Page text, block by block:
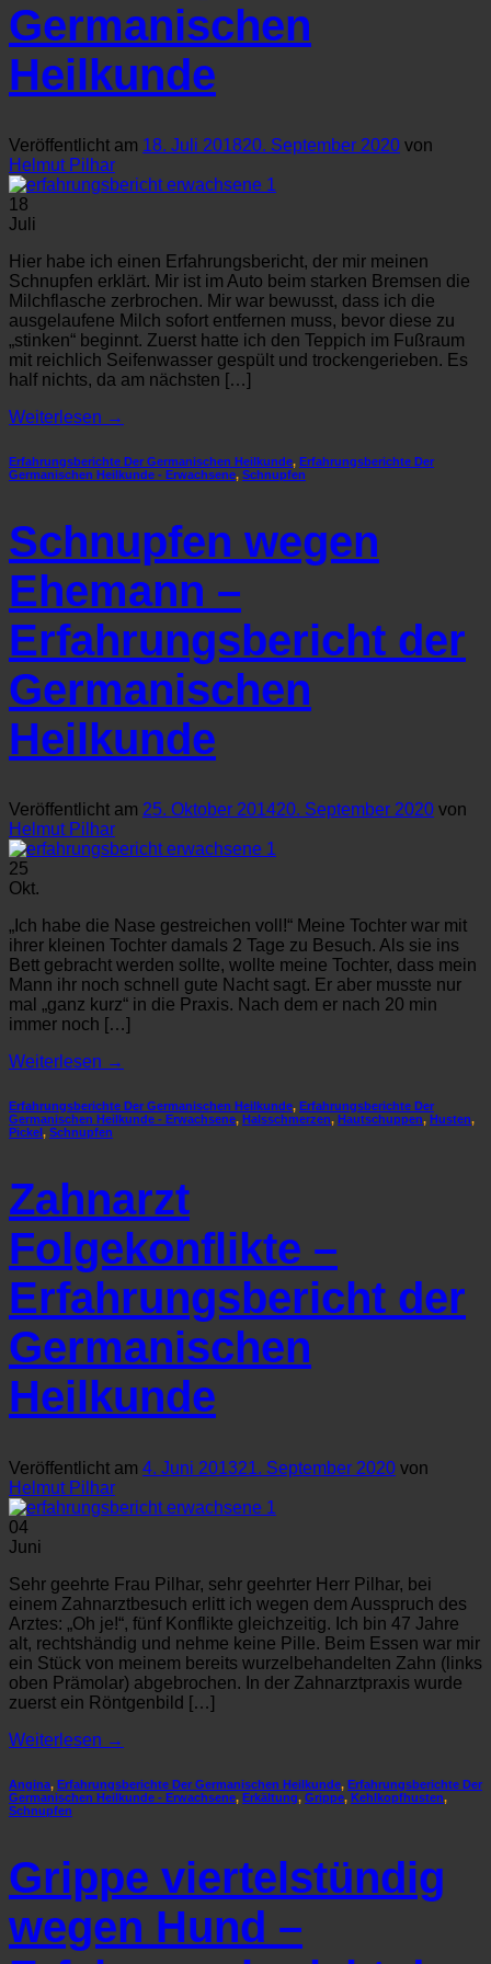
Germanischen
Heilkunde
Veröffentlicht am 18. Juli 201820. September 2020 von
Helmut Pilhar
18
Juli
Hier habe ich einen Erfahrungsbericht, der mir meinen
Schnupfen erklärt. Mir ist im Auto beim starken Bremsen die
Milchflasche zerbrochen. Mir war bewusst, dass ich die
ausgelaufene Milch sofort entfernen muss, bevor diese zu
„stinken“ beginnt. Zuerst hatte ich den Teppich im Fußraum
mit reichlich Seifenwasser gespült und trockengerieben. Es
half nichts, da am nächsten […]
Weiterlesen →
Erfahrungsberichte Der Germanischen Heilkunde, Erfahrungsberichte Der
Germanischen Heilkunde - Erwachsene, Schnupfen
Schnupfen wegen
Ehemann –
Erfahrungsbericht der
Germanischen
Heilkunde
Veröffentlicht am 25. Oktober 201420. September 2020 von
Helmut Pilhar
25
Okt.
„Ich habe die Nase gestreichen voll!“ Meine Tochter war mit
ihrer kleinen Tochter damals 2 Tage zu Besuch. Als sie ins
Bett gebracht werden sollte, wollte meine Tochter, dass mein
Mann ihr noch schnell gute Nacht sagt. Er aber musste nur
mal „ganz kurz“ in die Praxis. Nach dem er nach 20 min
immer noch […]
Weiterlesen →
Erfahrungsberichte Der Germanischen Heilkunde, Erfahrungsberichte Der
Germanischen Heilkunde - Erwachsene, Halsschmerzen, Hautschuppen, Husten,
Pickel , Schnupfen
Zahnarzt
Folgekonflikte –
Erfahrungsbericht der
Germanischen
Heilkunde
Veröffentlicht am 4. Juni 201321. September 2020 von
Helmut Pilhar
04
Juni
Sehr geehrte Frau Pilhar, sehr geehrter Herr Pilhar, bei
einem Zahnarztbesuch erlitt ich wegen dem Ausspruch des
Arztes: „Oh je!“, fünf Konflikte gleichzeitig. Ich bin 47 Jahre
alt, rechtshändig und nehme keine Pille. Beim Essen war mir
ein Stück von meinem bereits wurzelbehandelten Zahn (links
oben Prämolar) abgebrochen. In der Zahnarztpraxis wurde
zuerst ein Röntgenbild […]
Weiterlesen →
Angina, Erfahrungsberichte Der Germanischen Heilkunde, Erfahrungsberichte Der
Germanischen Heilkunde - Erwachsene, Erkältung, Grippe, Kehlkopfhusten,
Schnupfen
Grippe viertelstündig
wegen Hund –